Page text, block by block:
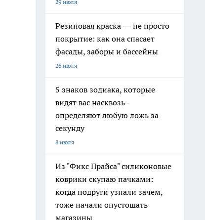
29 июля
Резиновая краска — не просто
покрытие: как она спасает
фасады, заборы и бассейны
26 июля
5 знаков зодиака, которые
видят вас насквозь -
определяют любую ложь за
секунду
8 июля
Из "Фикс Прайса" силиконовые
коврики скупаю пачками:
когда подруги узнали зачем,
тоже начали опустошать
магазины